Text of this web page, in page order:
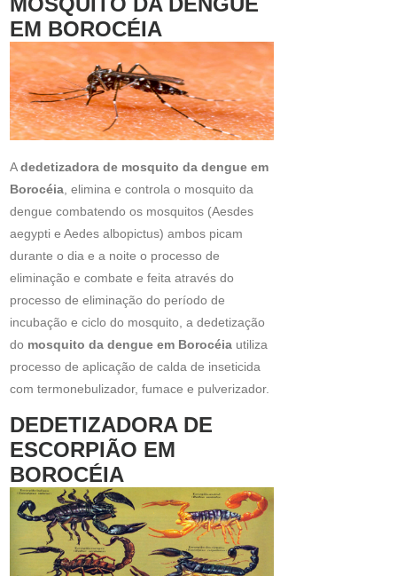
EM BOROCÉIA
Adedetizadora de mosquito da dengue em
Borocéia , elimina e controla o mosquito da
dengue combatendo os mosquitos (Aesdes
aegypti e Aedes albopictus) ambos picam
durante o dia e a noite o processo de
eliminação e combate e feita através do
processo de eliminação do período de
incubação e ciclo do mosquito, a dedetização
do mosquito da dengue em Borocéia utiliza
processo de aplicação de calda de inseticida
com termonebulizador, fumace e pulverizador.
DEDETIZADORA DE
ESCORPIÃO EM
BOROCÉIA